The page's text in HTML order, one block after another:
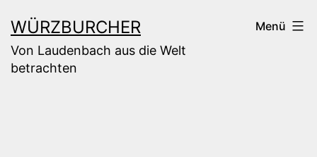
Inhalt
springen
WÜRZBURCHER
Von Laudenbach aus die Welt
betrachten
Menü